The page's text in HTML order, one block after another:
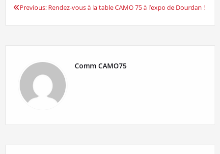
Navigation
Previous: Rendez-vous à la table CAMO 75 à l’expo de Dourdan !
Comm CAMO75